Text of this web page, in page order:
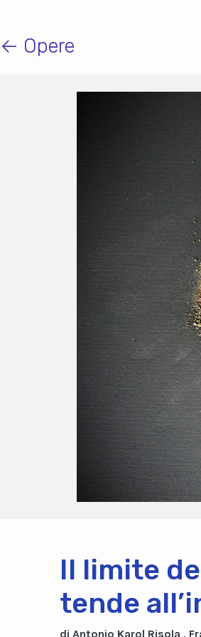
← Opere
Il limite
tende
di Antonio Karol Risola ,